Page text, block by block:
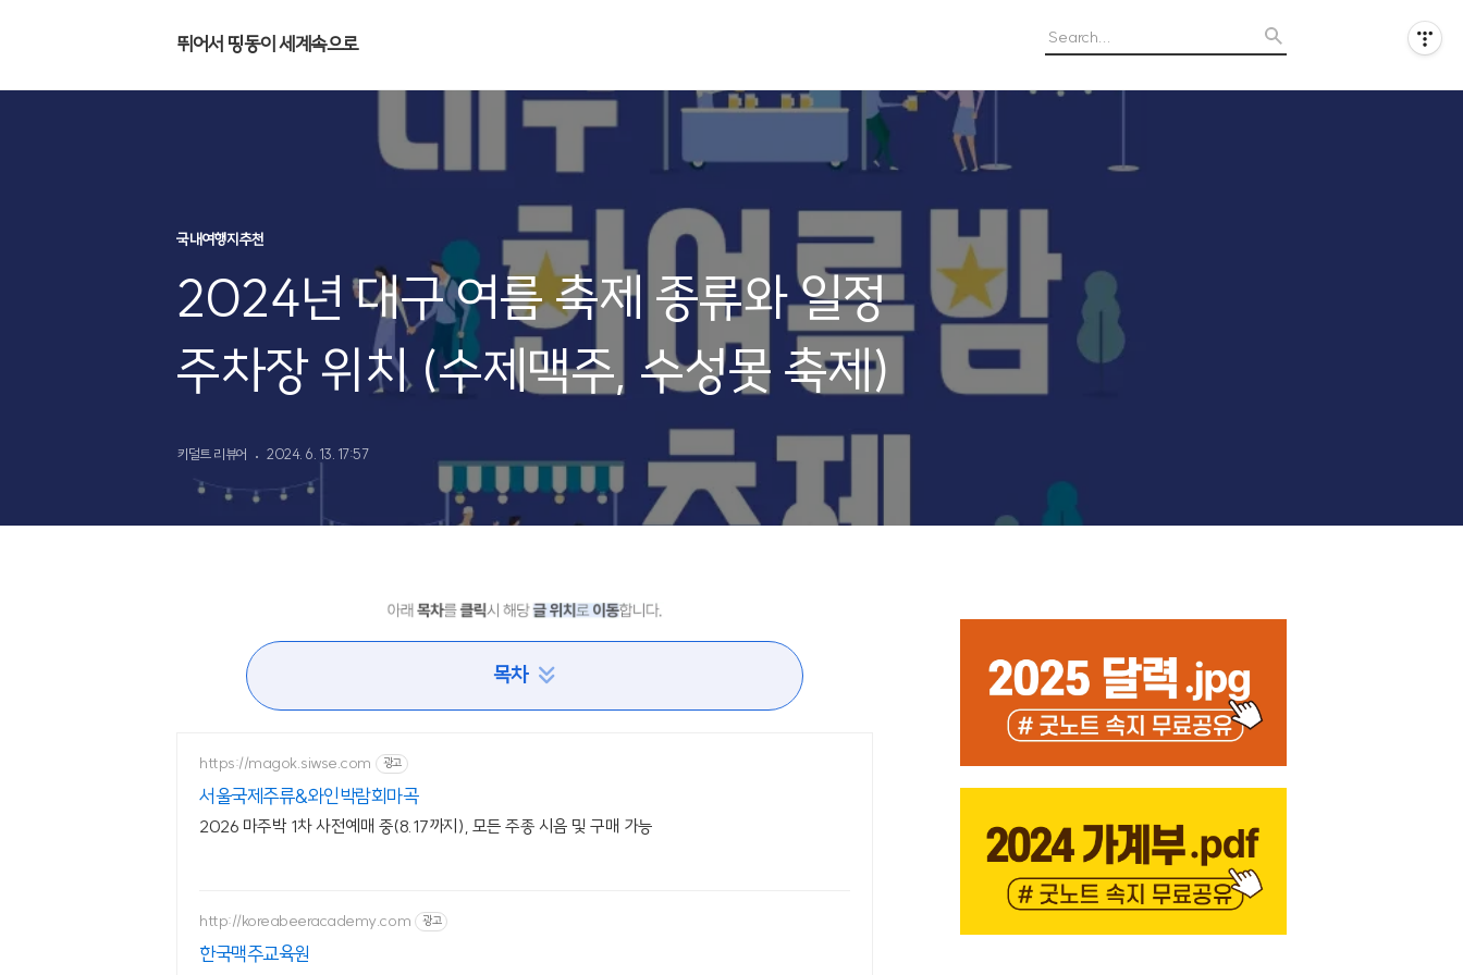
뛰어서 띵동이 세계속으로
국내여행지추천
2024년 대구 여름 축제 종류와 일정
주차장 위치 (수제맥주, 수성못 축제)
키덜트 리뷰어 2024. 6. 13. 17:57
목차
https://magok.siwse.com 광고
서울국제주류&와인박람회마곡
2026 마주박 1차 사전예매 중(8.17까지), 모든 주종 시음 및 구매 가능
http://koreabeeracademy.com 광고
한국맥주교육원